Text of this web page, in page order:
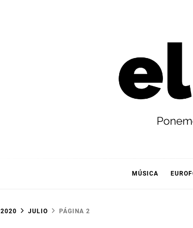
EL MÚSICA
2020 JULIO PÁGINA 2